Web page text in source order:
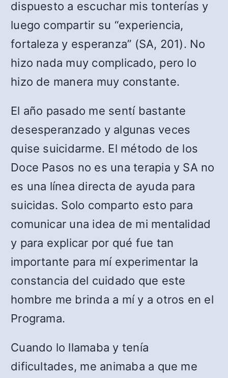
dispuesto a escuchar mis tonterías y
luego compartir su “experiencia,
fortaleza y esperanza” (SA, 201). No
hizo nada muy complicado, pero lo
hizo de manera muy constante.
El año pasado me sentí bastante
desesperanzado y algunas veces
quise suicidarme. El método de los
Doce Pasos no es una terapia y SA no
es una línea directa de ayuda para
suicidas. Solo comparto esto para
comunicar una idea de mi mentalidad
y para explicar por qué fue tan
importante para mí experimentar la
constancia del cuidado que este
hombre me brinda a mí y a otros en el
Programa.
Cuando lo llamaba y tenía
dificultades, me animaba a que me